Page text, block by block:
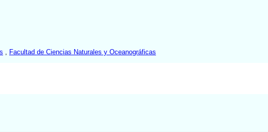
Facultad de Ciencias Naturales y Oceanográficas